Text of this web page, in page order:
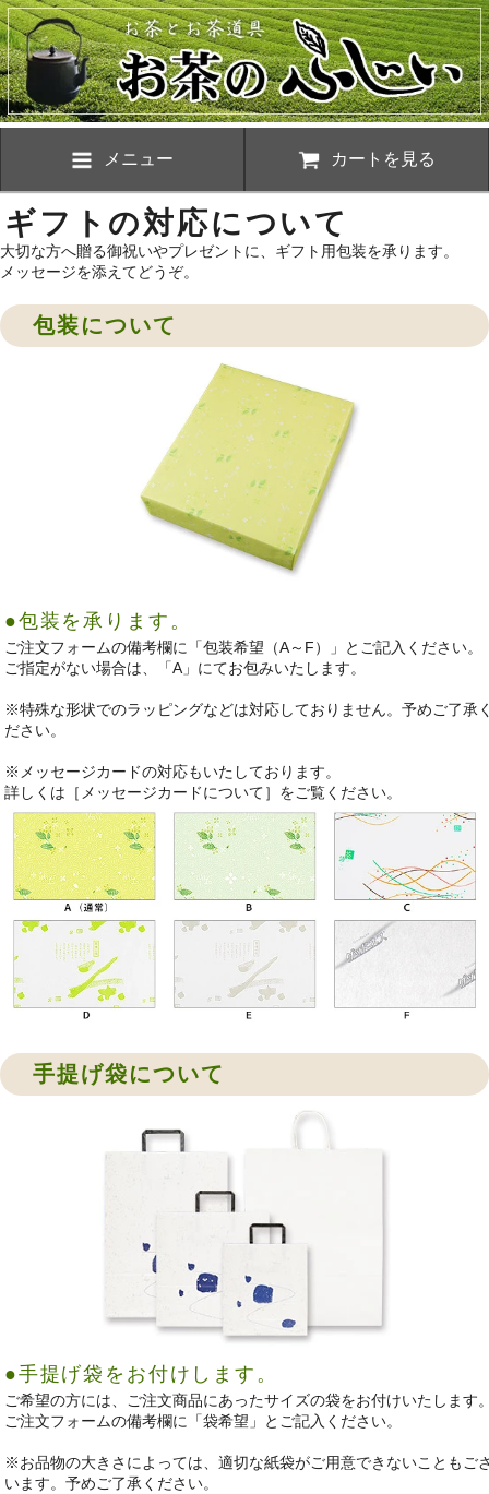
メニュー カートを見る
ギフトの対応について
大切な方へ贈る御祝いやプレゼントに、ギフト用包装を承ります。
メッセージを添えてどうぞ。
包装について
●包装を承ります。
ご注文フォームの備考欄に「包装希望（A～F）」とご記入ください。
ご指定がない場合は、「A」にてお包みいたします。
※特殊な形状でのラッピングなどは対応しておりません。予めご了承
ださい。
※メッセージカードの対応もいたしております。
詳しくは［メッセージカードについて］をご覧ください。
手提げ袋について
●手提げ袋をお付けします。
ご希望の方には、ご注文商品にあったサイズの袋をお付けいたします
ご注文フォームの備考欄に「袋希望」とご記入ください。
※お品物の大きさによっては、適切な紙袋がご用意できないこともご
います。予めご了承ください。